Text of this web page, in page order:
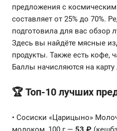
предложения с
составляет от 25% до 70%.
подготовила для вас обзор
Здесь вы найдёте мясные
продукты. Также есть кофе,
Баллы начисляются на карту
🏆 Топ-10 лучших
• Сосиски «Царицыно»